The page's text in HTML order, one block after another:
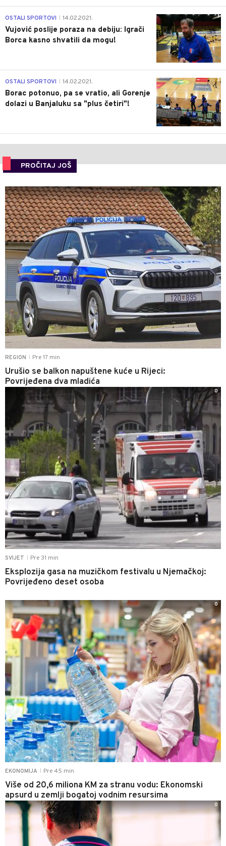
1
OSTALI SPORTOVI 14.02.2021.
Vujović poslije poraza na debiju: Igrači
Borca kasno shvatili da mogu!
3
OSTALI SPORTOVI 14.02.2021.
Borac potonuo, pa se vratio, ali Gorenje
dolazi u Banjaluku sa "plus četiri"!
PROČITAJ JOŠ
REGION Pre 17 min
Urušio se balkon napuštene kuće u Rijeci:
Povrijeđena dva mladića
0
SVIJET Pre 31 min
Eksplozija gasa na muzičkom festivalu u Njemačkoj:
Povrijeđeno deset osoba
0
EKONOMIJA Pre 45 min
Više od 20,6 miliona KM za stranu vodu: Ekonomski
apsurd u zemlji bogatoj vodnim resursima
0
0